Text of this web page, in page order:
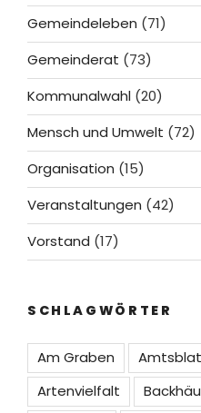
Gemeindeleben (71)
Gemeinderat (73)
Kommunalwahl (20)
Mensch und Umwelt (72)
Organisation (15)
Veranstaltungen (42)
Vorstand (17)
SCHLAGWÖRTER
Am Graben
Artenvielfalt